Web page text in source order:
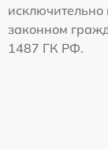
исключительно
законном
1487 ГК РФ.